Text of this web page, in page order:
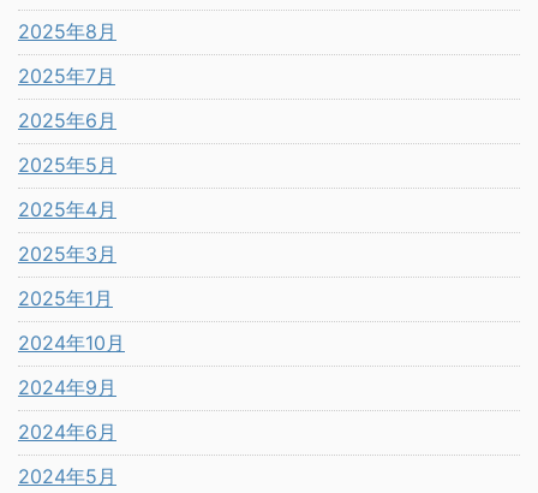
2025年8月
2025年7月
2025年6月
2025年5月
2025年4月
2025年3月
2025年1月
2024年10月
2024年9月
2024年6月
2024年5月